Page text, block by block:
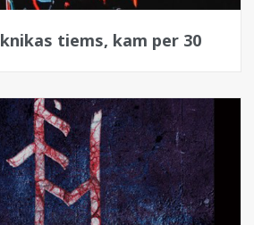
tiems, kam per 30